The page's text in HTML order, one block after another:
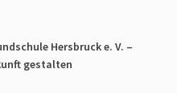
Hersbruck e. V. –
gestalten